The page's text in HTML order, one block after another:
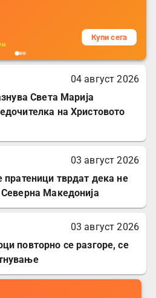
Купи сега
04 август 2026
Света Марија
на Христовото
03 август 2026
пратеници тврдат дека не
Македонија
03 август 2026
повторно се разгоре, се